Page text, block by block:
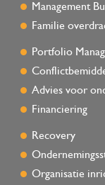
Management
Familie
Portfolio
Advies voor
Financiering
Recovery
Organisatie